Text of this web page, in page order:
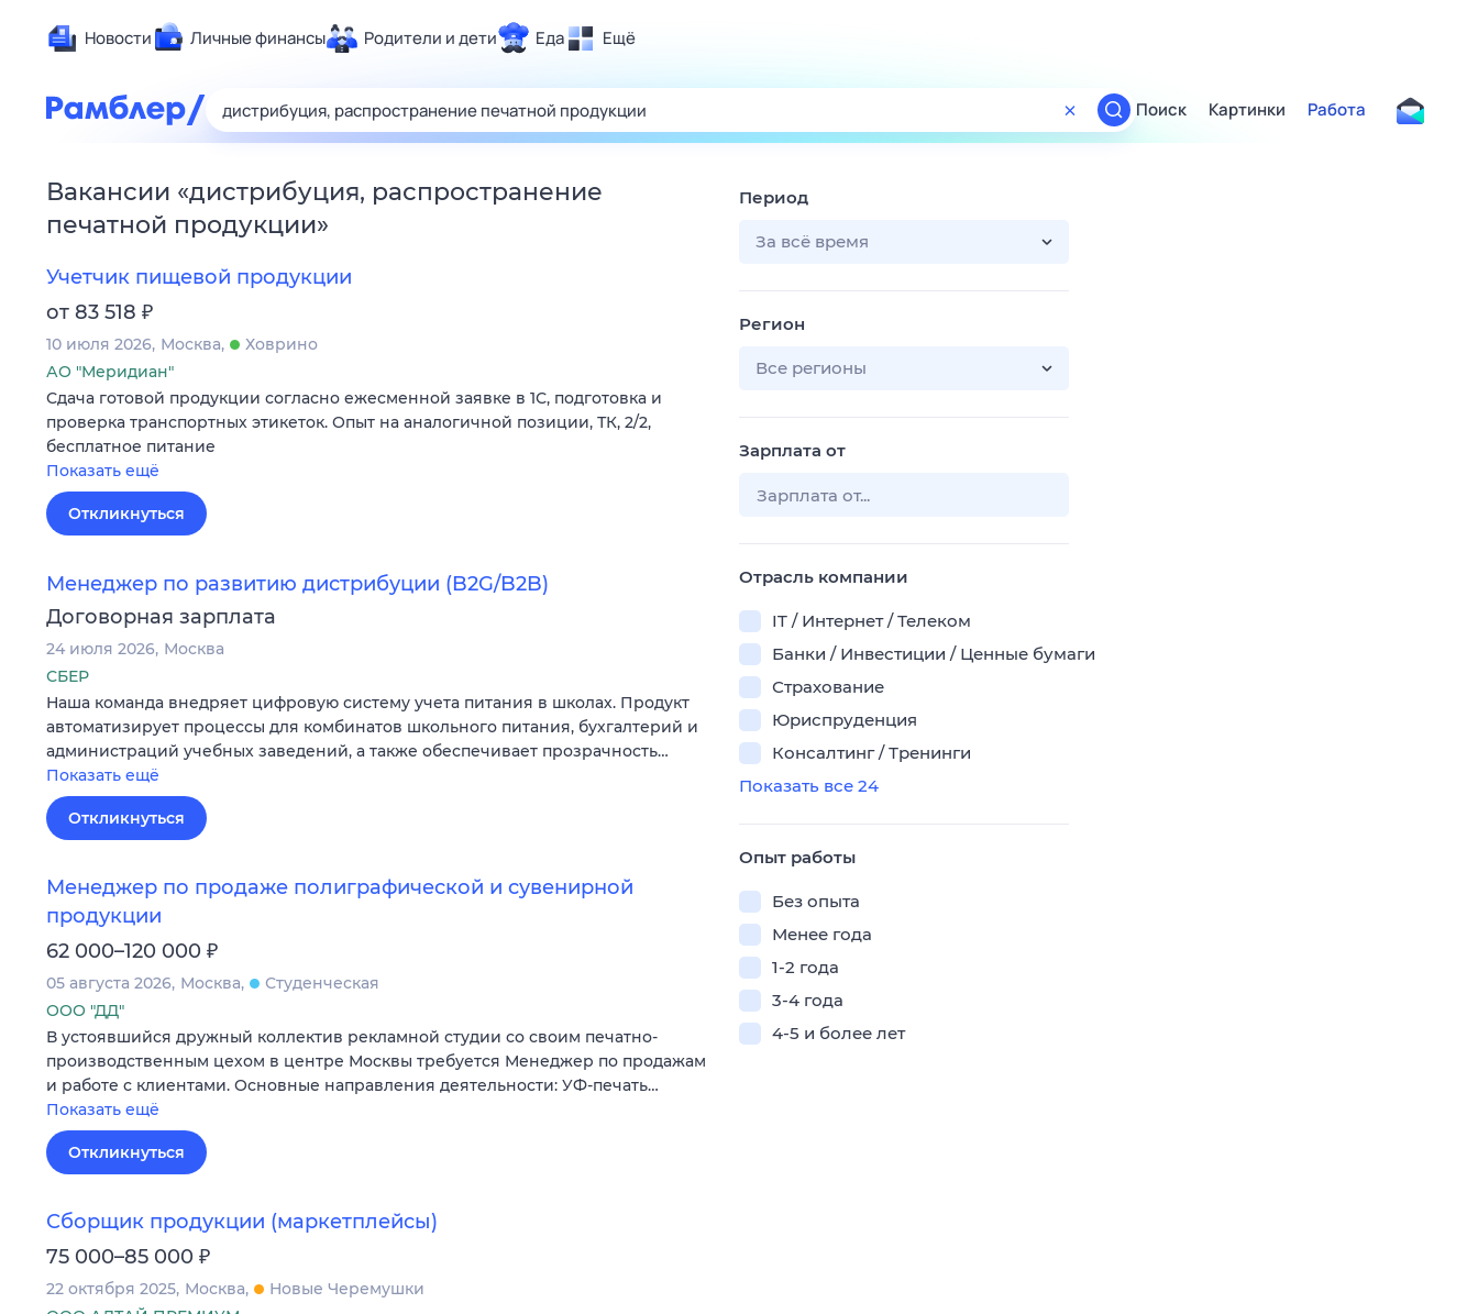
Новости Личные финансы Родители и дети Еда Ещё
Здоровье
Развлечения и отдых
Спорт
Гороскопы
Поиск
ТВ-программа
Поиск Картинки Работа
Вакансии «дистрибуция, распространение
печатной продукции»
Учетчик пищевой продукции
от 83 518 ₽
10 июля 2026 Москва
Ховрино
АО "Меридиан"
Сдача готовой продукции согласно ежесменной заявке в 1С, подготовка и
проверка транспортных этикеток. Опыт на аналогичной позиции, ТК, 2/2,
бесплатное питание
Показать ещё
Откликнуться
Менеджер по развитию дистрибуции (B2G/B2B)
Договорная зарплата
24 июля 2026 Москва
СБЕР
Наша команда внедряет цифровую систему учета питания в школах. Продукт
автоматизирует процессы для комбинатов школьного питания, бухгалтерий и
администраций учебных заведений, а также обеспечивает прозрачность…
Показать ещё
Откликнуться
Менеджер по продаже полиграфической и сувенирной
продукции
62 000–120 000 ₽
05 августа 2026 Москва
Студенческая
ООО "ДД"
В устоявшийся дружный коллектив рекламной студии со своим печатно-
производственным цехом в центре Москвы требуется Менеджер по продажам
и работе с клиентами. Основные направления деятельности: УФ-печать…
Показать ещё
Откликнуться
Сборщик продукции (маркетплейсы)
75 000–85 000 ₽
22 октября 2025 Москва
Новые Черемушки
Период
За всё время
Регион
Все регионы
Зарплата от
Отрасль компании
IT / Интернет / Телеком
Банки / Инвестиции / Ценные бумаги
Страхование
Юриспруденция
Консалтинг / Тренинги
Показать все 24
Опыт работы
Без опыта
Менее года
1-2 года
3-4 года
4-5 и более лет